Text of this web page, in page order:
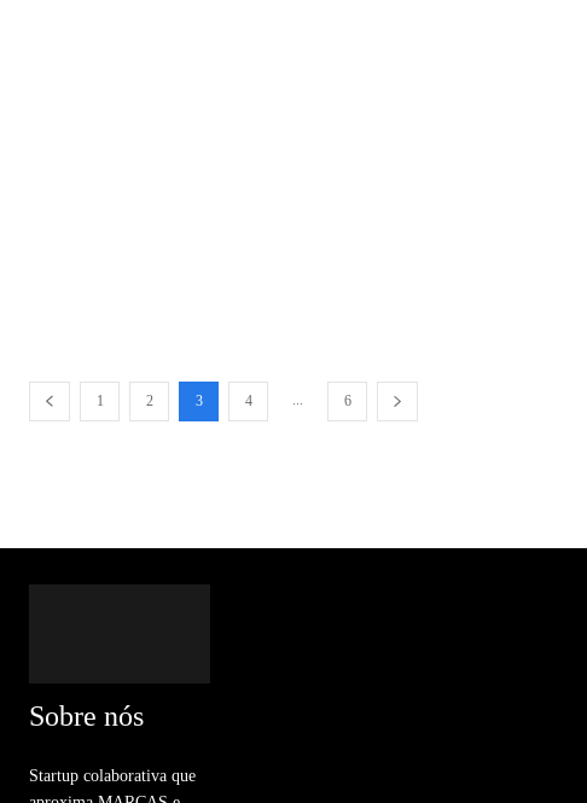
1 2 3 4 ... 6
Sobre nós
Startup colaborativa que